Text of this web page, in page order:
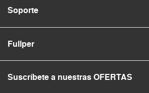
Soporte
Fullper
Suscríbete a nuestras OFERTAS